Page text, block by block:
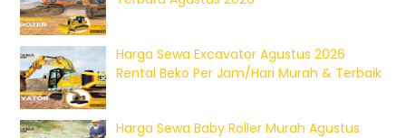
Harga Sewa Excavator Agustus 2026
Rental Beko Per Jam/Hari Murah & Terbaik
Harga Sewa Baby Roller Murah Agustus